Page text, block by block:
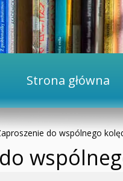
Strona główna
do wspólnego